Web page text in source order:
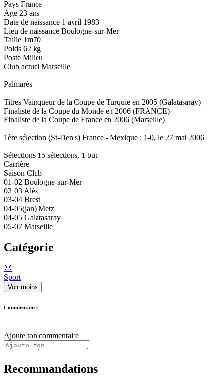
Pays France
Age 23 ans
Date de naissance 1 avril 1983
Lieu de naissance Boulogne-sur-Mer
Taille 1m70
Poids 62 kg
Poste Milieu
Club actuel Marseille
Palmarès
Titres Vainqueur de la Coupe de Turquie en 2005 (Galatasaray)
Finaliste de la Coupe du Monde en 2006 (FRANCE)
Finaliste de la Coupe de France en 2006 (Marseille)
1ère sélection (St-Denis) France - Mexique : 1-0, le 27 mai 2006
Sélections 15 sélections, 1 but
Carrière
Saison Club
01-02 Boulogne-sur-Mer
02-03 Alès
03-04 Brest
04-05(jan) Metz
04-05 Galatasaray
05-07 Marseille
Catégorie
🥇
Sport
Voir moins
Commentaires
Ajoute ton commentaire
Recommandations